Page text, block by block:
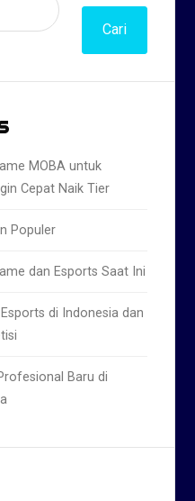
Cari
MOBA untuk
Cepat Naik Tier
Populer
dan Esports Saat Ini
di Indonesia dan
Baru di